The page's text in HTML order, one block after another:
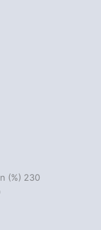
(%) 230